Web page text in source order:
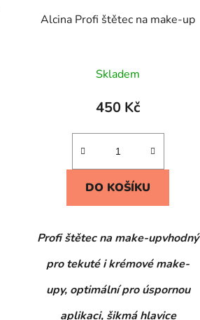
Alcina Profi štětec na make-up
Skladem
450 Kč
DO KOŠÍKU
Profi štětec na make-upvhodný
pro tekuté i krémové make-
upy, optimální pro úspornou
aplikaci, šikmá hlavice